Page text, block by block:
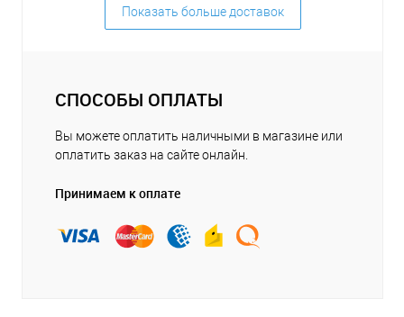
Показать больше доставок
СПОСОБЫ ОПЛАТЫ
Вы можете оплатить наличными в магазине или
оплатить заказ на сайте онлайн.
Принимаем к оплате